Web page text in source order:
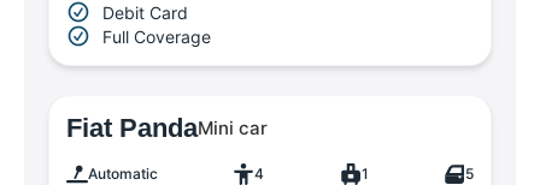
Debit Card
Full Coverage
Fiat PandaMini car
Automatic 4 1 5